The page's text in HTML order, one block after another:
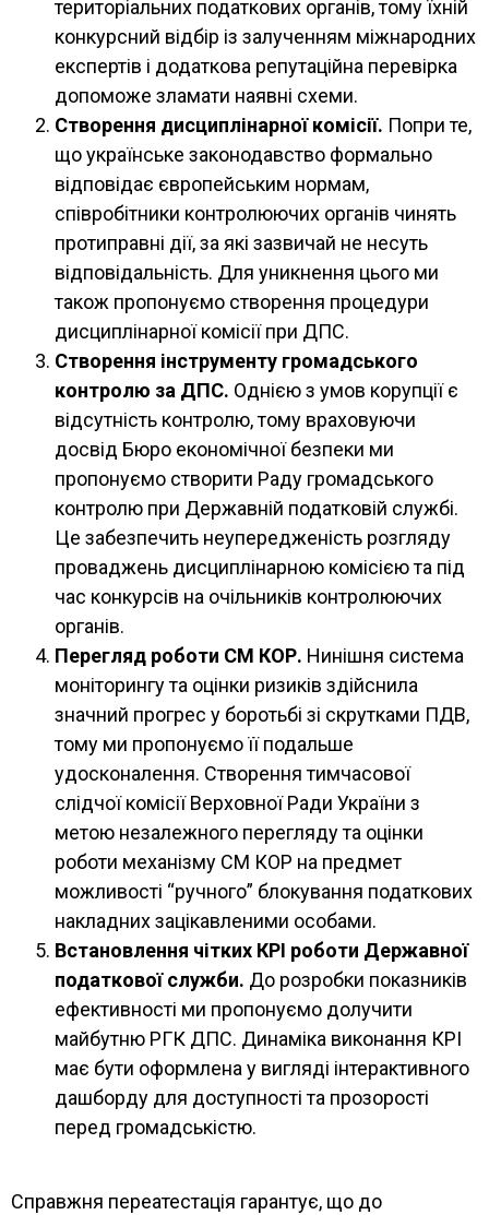
територіальних податкових органів, тому їхній
конкурсний відбір із залученням міжнародних
експертів і додаткова репутаційна перевірка
допоможе зламати наявні схеми.
Створення дисциплінарної комісії. Попри те,
що українське законодавство формально
відповідає європейським нормам,
співробітники контролюючих органів чинять
протиправні дії, за які зазвичай не несуть
відповідальність. Для уникнення цього ми
також пропонуємо створення процедури
дисциплінарної комісії при ДПС.
Створення інструменту громадського
контролю за ДПС. Однією з умов корупції є
відсутність контролю, тому враховуючи
досвід Бюро економічної безпеки ми
пропонуємо створити Раду громадського
контролю при Державній податковій службі.
Це забезпечить неупередженість розгляду
проваджень дисциплінарною комісією та під
час конкурсів на очільників контролюючих
органів.
Перегляд роботи СМ КОР. Нинішня система
моніторингу та оцінки ризиків здійснила
значний прогрес у боротьбі зі скрутками ПДВ,
тому ми пропонуємо її подальше
удосконалення. Створення тимчасової
слідчої комісії Верховної Ради України з
метою незалежного перегляду та оцінки
роботи механізму СМ КОР на предмет
можливості “ручного” блокування податкових
накладних зацікавленими особами.
Встановлення чітких КРІ роботи Державної
податкової служби. До розробки показників
ефективності ми пропонуємо долучити
майбутню РГК ДПС. Динаміка виконання КРІ
має бути оформлена у вигляді інтерактивного
дашборду для доступності та прозорості
перед громадськістю.
Справжня переатестація гарантує, що до